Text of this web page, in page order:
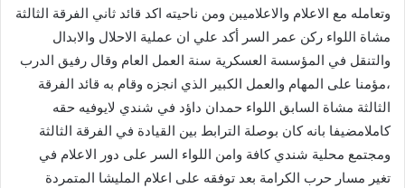
وتعامله مع الاعلام والاعلاميبن ومن ناحيته اكد قائد ثاني الفرقة الثالثة
مشاة اللواء ركن عمر السر أكد علي ان عملية الاحلال والابدال
والتنقل في المؤسسة العسكرية سنة العمل العام وقال رفيق الدرب
،مؤمنا على المهام والعمل الكبير الذي انجزه وقام به قائد الفرقة
الثالثة مشاة السابق اللواء حمدان داؤد في شندي لايوفيه حقه
كاملامضيفا بانه كان بوصلة الترابط بين القيادة في الفرقة الثالثة
ومجتمع محلية شندي كافة وامن اللواء السر على دور الاعلام في
تغير مسار حرب الكرامة بعد توفقه على اعلام المليشا المتمردة